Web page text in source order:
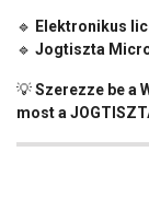
🔹 Elektronikus
🔹 Jogtiszta
💡Szerezze be a
most a